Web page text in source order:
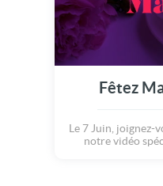
Fêtez
Le 7 Juin, joignez-
notre vidéo